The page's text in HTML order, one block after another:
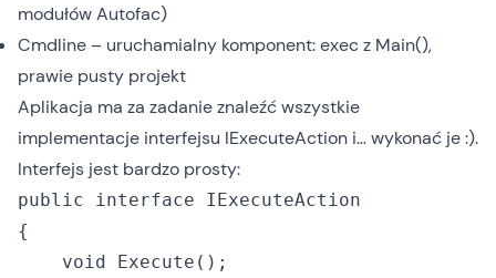
modułów Autofac)
Cmdline – uruchamialny komponent: exec z Main(),
prawie pusty projekt
Aplikacja ma za zadanie znaleźć wszystkie
implementacje interfejsu IExecuteAction i… wykonać je :).
Interfejs jest bardzo prosty:
public interface IExecuteAction
{
    void Execute();